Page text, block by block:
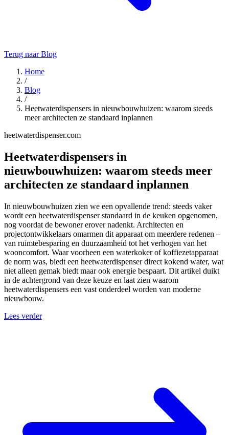
Terug naar Blog
Home
/
Blog
/
Heetwaterdispensers in nieuwbouwhuizen: waarom steeds
meer architecten ze standaard inplannen
heetwaterdispenser.com
Heetwaterdispensers in
nieuwbouwhuizen: waarom steeds meer
architecten ze standaard inplannen
In nieuwbouwhuizen zien we een opvallende trend: steeds vaker
wordt een heetwaterdispenser standaard in de keuken opgenomen,
nog voordat de bewoner erover nadenkt. Architecten en
projectontwikkelaars omarmen dit apparaat om meerdere redenen –
van ruimtebesparing en duurzaamheid tot het verhogen van het
wooncomfort. Waar voorheen een waterkoker of koffiezetapparaat
de norm was, biedt een heetwaterdispenser direct kokend water, wat
niet alleen gemak biedt maar ook energie bespaart. Dit artikel duikt
in de achtergrond van deze keuze en laat zien waarom
heetwaterdispensers een vast onderdeel worden van moderne
nieuwbouw.
Lees verder